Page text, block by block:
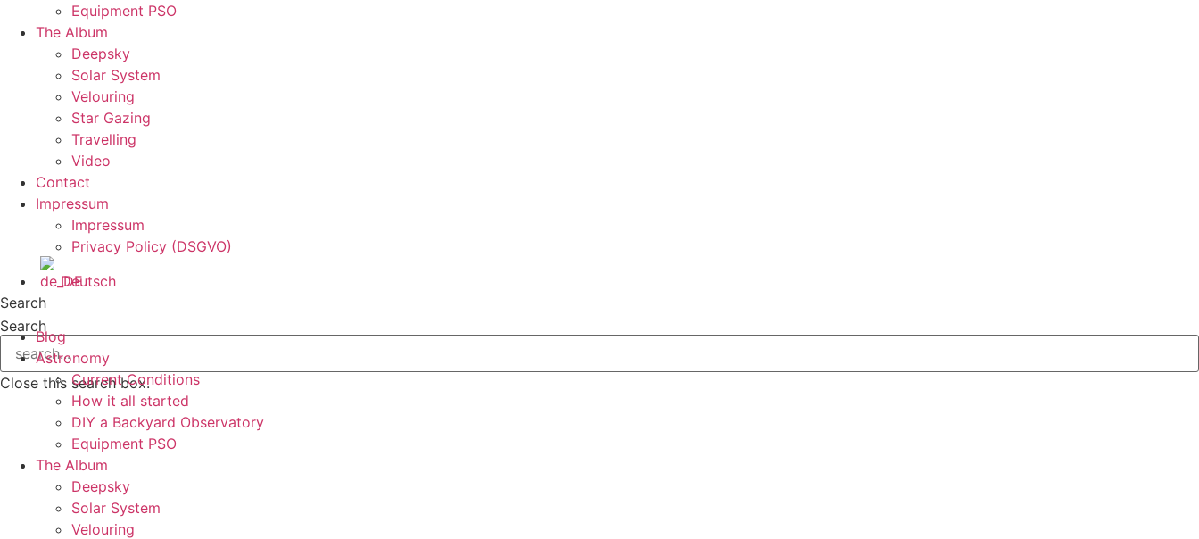
Equipment PSO
The Album
Deepsky
Solar System
Velouring
Star Gazing
Travelling
Video
Contact
Impressum
Impressum
Privacy Policy (DSGVO)
Deutsch
Search
Search
Close this search box.
Blog
Astronomy
Current Conditions
How it all started
DIY a Backyard Observatory
Equipment PSO
The Album
Deepsky
Solar System
Velouring